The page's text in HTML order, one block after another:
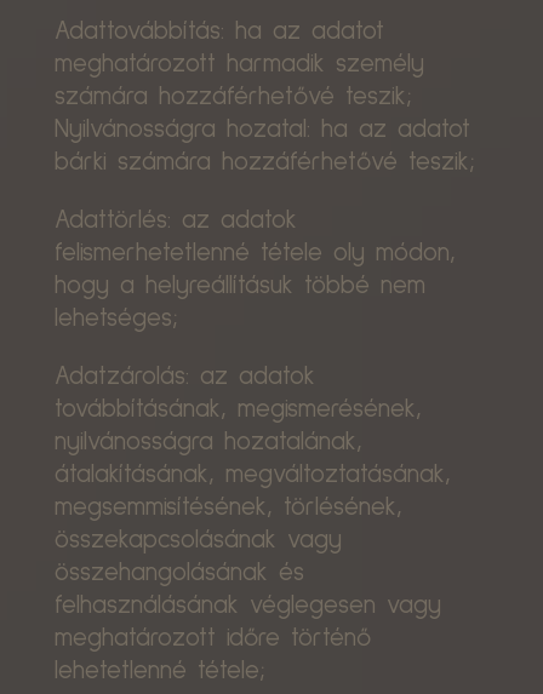
Adattovábbítás: ha az adatot
meghatározott harmadik személy
számára hozzáférhetővé teszik;
Nyilvánosságra hozatal: ha az adatot
bárki számára hozzáférhetővé teszik;
Adattörlés: az adatok
felismerhetetlenné tétele oly módon,
hogy a helyreállításuk többé nem
lehetséges;
Adatzárolás: az adatok
továbbításának, megismerésének,
nyilvánosságra hozatalának,
átalakításának, megváltoztatásának,
megsemmisítésének, törlésének,
összekapcsolásának vagy
összehangolásának és
felhasználásának véglegesen vagy
meghatározott időre történő
lehetetlenné tétele;